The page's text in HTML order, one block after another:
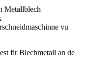
Metallblech
vu
fir Blechmetall an de